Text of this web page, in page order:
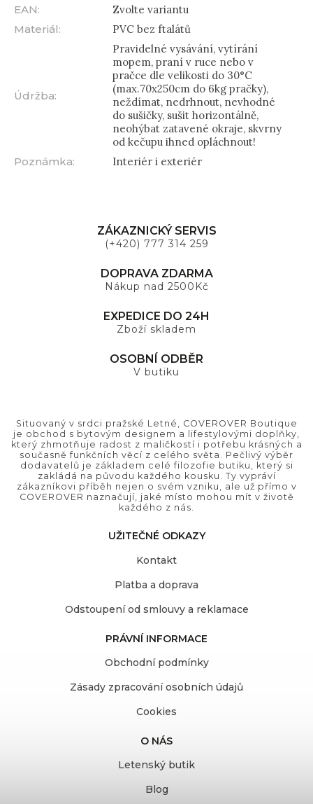
EAN:
Zvolte variantu
Materiál: PVC bez ftalátů
Údržba:
Pravidelné vysávání, vytírání
mopem, praní v ruce nebo v
pračce dle velikosti do 30°C
(max.70x250cm do 6kg pračky),
neždímat, nedrhnout, nevhodné
do sušičky, sušit horizontálně,
neohýbat zatavené okraje, skvrny
od kečupu ihned opláchnout!
Poznámka: Interiér i exteriér
ZÁKAZNICKÝ SERVIS
(+420) 777 314 259
DOPRAVA ZDARMA
Nákup nad 2500Kč
EXPEDICE DO 24H
Zboží skladem
OSOBNÍ ODBĚR
V butiku
Situovaný v srdci pražské Letné, COVEROVER Boutique
je obchod s bytovým designem a lifestylovými doplňky,
který zhmotňuje radost z maličkostí i potřebu krásných a
současně funkčních věcí z celého světa. Pečlivý výběr
dodavatelů je základem celé filozofie butiku, který si
zakládá na původu každého kousku. Ty vypráví
zákazníkovi příběh nejen o svém vzniku, ale už přímo v
COVEROVER naznačují, jaké místo mohou mít v životě
každého z nás.
UŽITEČNÉ ODKAZY
Kontakt
Platba a doprava
Odstoupení od smlouvy a reklamace
PRÁVNÍ INFORMACE
Obchodní podmínky
Zásady zpracování osobních údajů
Cookies
O NÁS
Letenský butik
Blog